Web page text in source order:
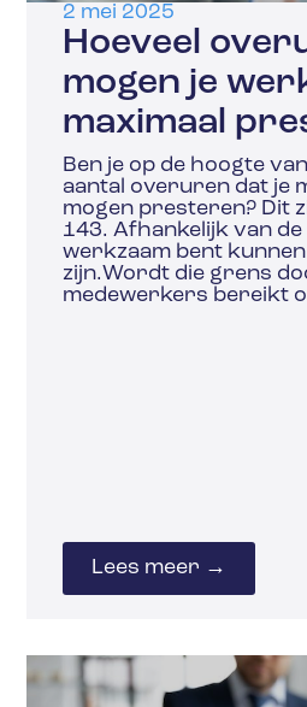
2 mei 2025
Hoeveel
mogen je
maximaal
Ben je op de hoogte
aantal overuren dat je
mogen presteren? Dit
143. Afhankelijk van
werkzaam bent
zijn.Wordt die grens
medewerkers bereikt
Lees meer →